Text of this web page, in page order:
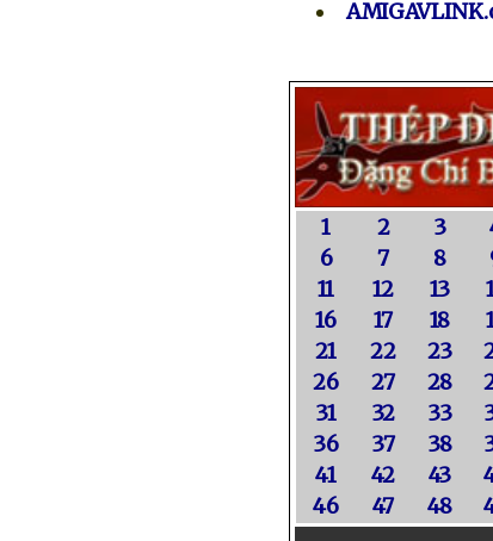
1 2 3
6
7 8
11
12 13
16
17 18
21
22 23
26
27 28
31
32 33
36
37 38
41
42 43
46
47 48